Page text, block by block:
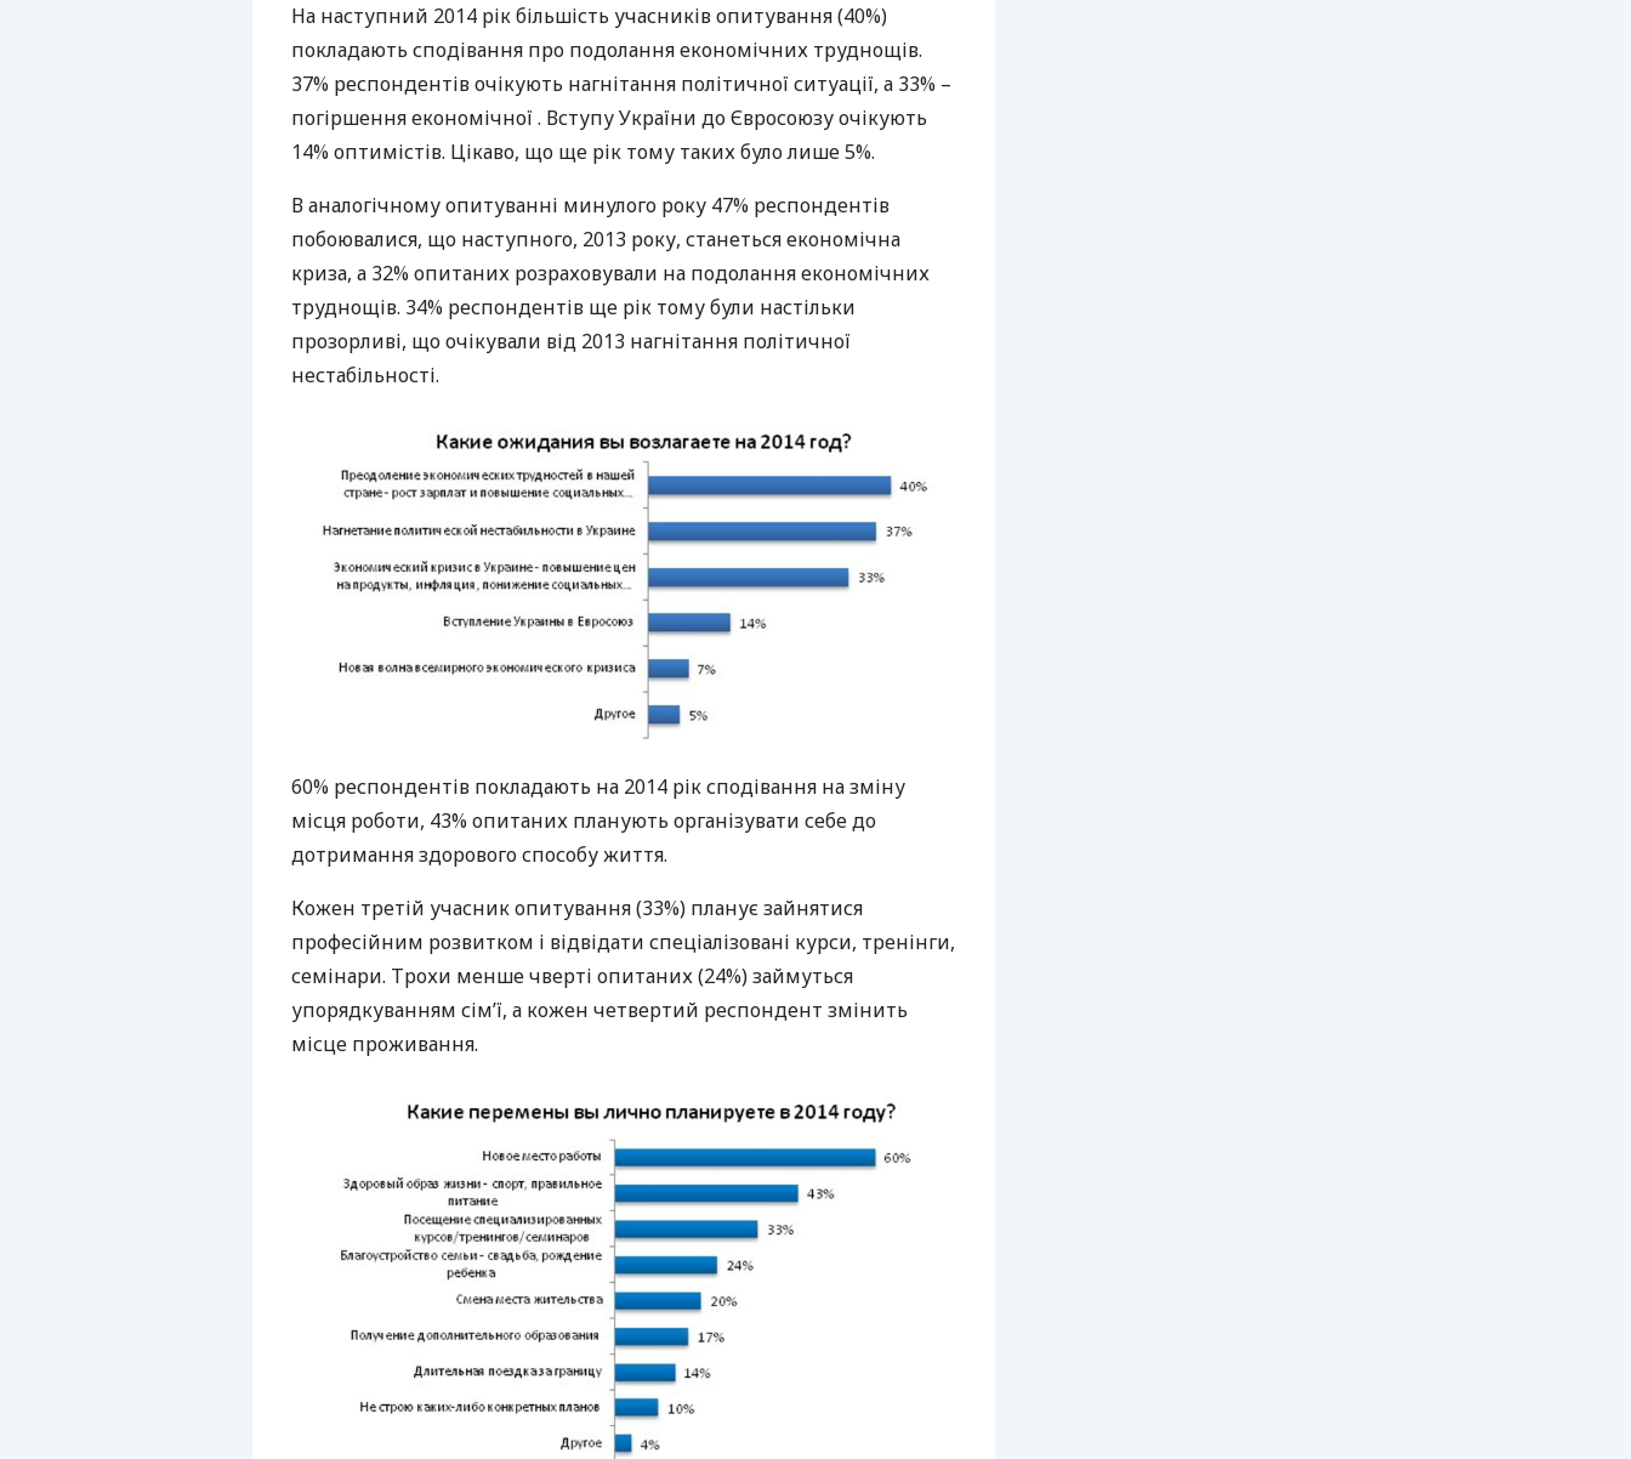
На наступний 2014 рік більшість учасників опитування (40%)
покладають сподівання про подолання економічних труднощів.
37% респондентів очікують нагнітання політичної ситуації, а 33% –
погіршення економічної . Вступу України до Євросоюзу очікують
14% оптимістів. Цікаво, що ще рік тому таких було лише 5%.
В аналогічному опитуванні минулого року 47% респондентів
побоювалися, що наступного, 2013 року, станеться економічна
криза, а 32% опитаних розраховували на подолання економічних
труднощів. 34% респондентів ще рік тому були настільки
прозорливі, що очікували від 2013 нагнітання політичної
нестабільності.
60% респондентів покладають на 2014 рік сподівання на зміну
місця роботи, 43% опитаних планують організувати себе до
дотримання здорового способу життя.
Кожен третій учасник опитування (33%) планує зайнятися
професійним розвитком і відвідати спеціалізовані курси, тренінги,
семінари. Трохи менше чверті опитаних (24%) займуться
упорядкуванням сім’ї, а кожен четвертий респондент змінить
місце проживання.